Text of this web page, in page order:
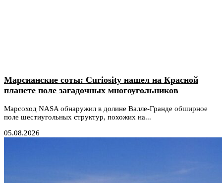
Марсианские соты: Curiosity нашел на Красной
планете поле загадочных многоугольников
Марсоход NASA обнаружил в долине Валле-Гранде обширное
поле шестиугольных структур, похожих на...
05.08.2026